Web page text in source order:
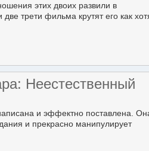
этих двоих развили в
трети фильма крутят его как
Неестественный
и эффектно поставлена.
и прекрасно манипулирует